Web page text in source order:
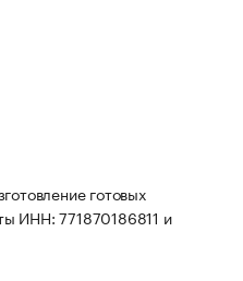
готовых
ИНН: 771870186811 и